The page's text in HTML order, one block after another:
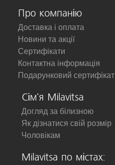
Про компанію
Доставка і оплата
Новини та акції
Сертифікати
Контактна інформація
Подарунковий сертифікат
Сім'я Milavitsa
Догляд за білизною
Як дізнатися свій розмір
Чоловікам
Milavitsa по містах: